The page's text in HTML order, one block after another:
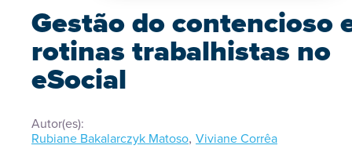
Gestão do contencioso
rotinas trabalhistas no
eSocial
Autor(es):
Rubiane Bakalarczyk Matoso, Viviane Corrêa